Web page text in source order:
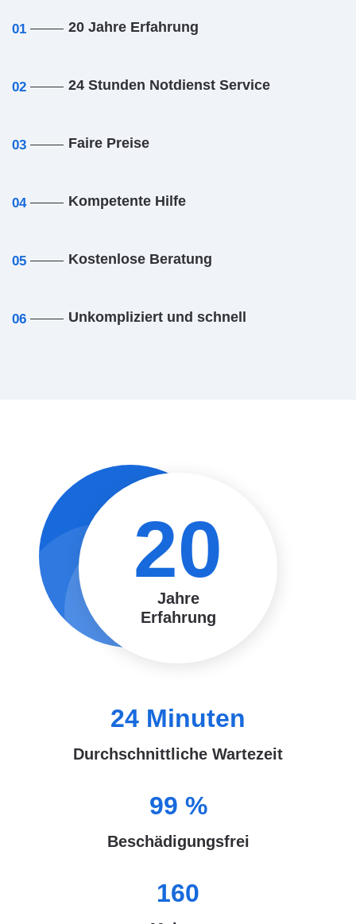
01 20 Jahre Erfahrung
02 24 Stunden Notdienst Service
03 Faire Preise
04 Kompetente Hilfe
05 Kostenlose Beratung
06 Unkompliziert und schnell
20
Jahre
Erfahrung
24 Minuten
Durchschnittliche Wartezeit
99 %
Beschädigungsfrei
160